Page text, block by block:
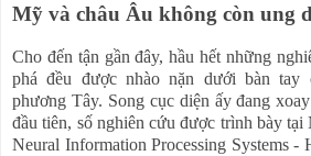
Mỹ và châu Âu không còn ung
Cho đến tận gần đây, hầu hết những
phá đều được nhào nặn dưới bàn tay
phương Tây. Song cục diện ấy đang
đầu tiên, số nghiên cứu được trình bày tại
Neural Information Processing Systems